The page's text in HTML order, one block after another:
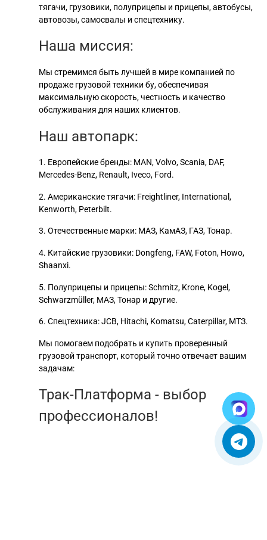
тягачи, грузовики, полуприцепы и прицепы, автобусы,
автовозы, самосвалы и спецтехнику.
Наша миссия:
Мы стремимся быть лучшей в мире компанией по
продаже грузовой техники бу, обеспечивая
максимальную скорость, честность и качество
обслуживания для наших клиентов.
Наш автопарк:
1. Европейские бренды: MAN, Volvo, Scania, DAF,
Mercedes-Benz, Renault, Iveco, Ford.
2. Американские тягачи: Freightliner, International,
Kenworth, Peterbilt.
3. Отечественные марки: МАЗ, КамАЗ, ГАЗ, Тонар.
4. Китайские грузовики: Dongfeng, FAW, Foton, Howo,
Shaanxi.
5. Полуприцепы и прицепы: Schmitz, Krone, Kogel,
Schwarzmüller, МАЗ, Тонар и другие.
6. Спецтехника: JCB, Hitachi, Komatsu, Caterpillar, МТЗ.
Мы помогаем подобрать и купить проверенный
грузовой транспорт, который точно отвечает вашим
задачам:
Трак-Платформа - выбор
профессионалов!